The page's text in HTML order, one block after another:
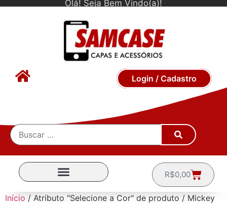
Olá! Seja Bem Vindo(a)!
Login / Cadastro
R$0,00
Início / Atributo "Selecione a Cor" de produto / Mickey